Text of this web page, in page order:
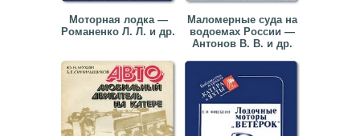
Моторная лодка —
Романенко Л. Л. и др.
Маломерные суда на
водоемах России —
Антонов В. В. и др.